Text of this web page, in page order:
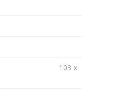
103 x